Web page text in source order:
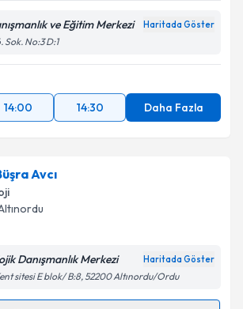
ve Eğitim Merkezi Haritada Göster
Sok. No:3 D:1
14:00 14:30 Daha Fazla
Avcı
Danışmanlık Merkezi Haritada Göster
sitesi E blok/ B:8, 52200 Altınordu/Ordu